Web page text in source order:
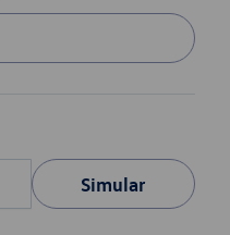
Simular